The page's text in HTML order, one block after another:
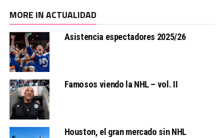
MORE IN ACTUALIDAD
Asistencia espectadores 2025/26
Famosos viendo la NHL – vol. II
Houston, el gran mercado sin NHL